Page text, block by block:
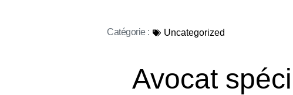
Catégorie : Uncategorized
Avocat